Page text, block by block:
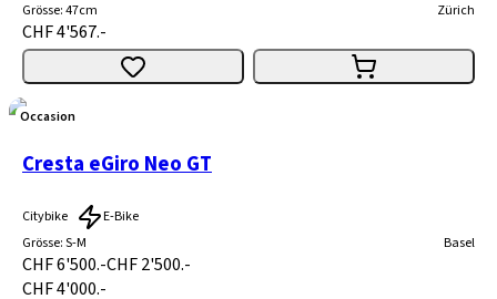
Grösse:47cm Zürich
CHF 4'567.-
Occasion
Cresta eGiro Neo GT
Citybike
E-Bike
Grösse:S-M Basel
CHF 6'500.-CHF 2'500.-
CHF 4'000.-